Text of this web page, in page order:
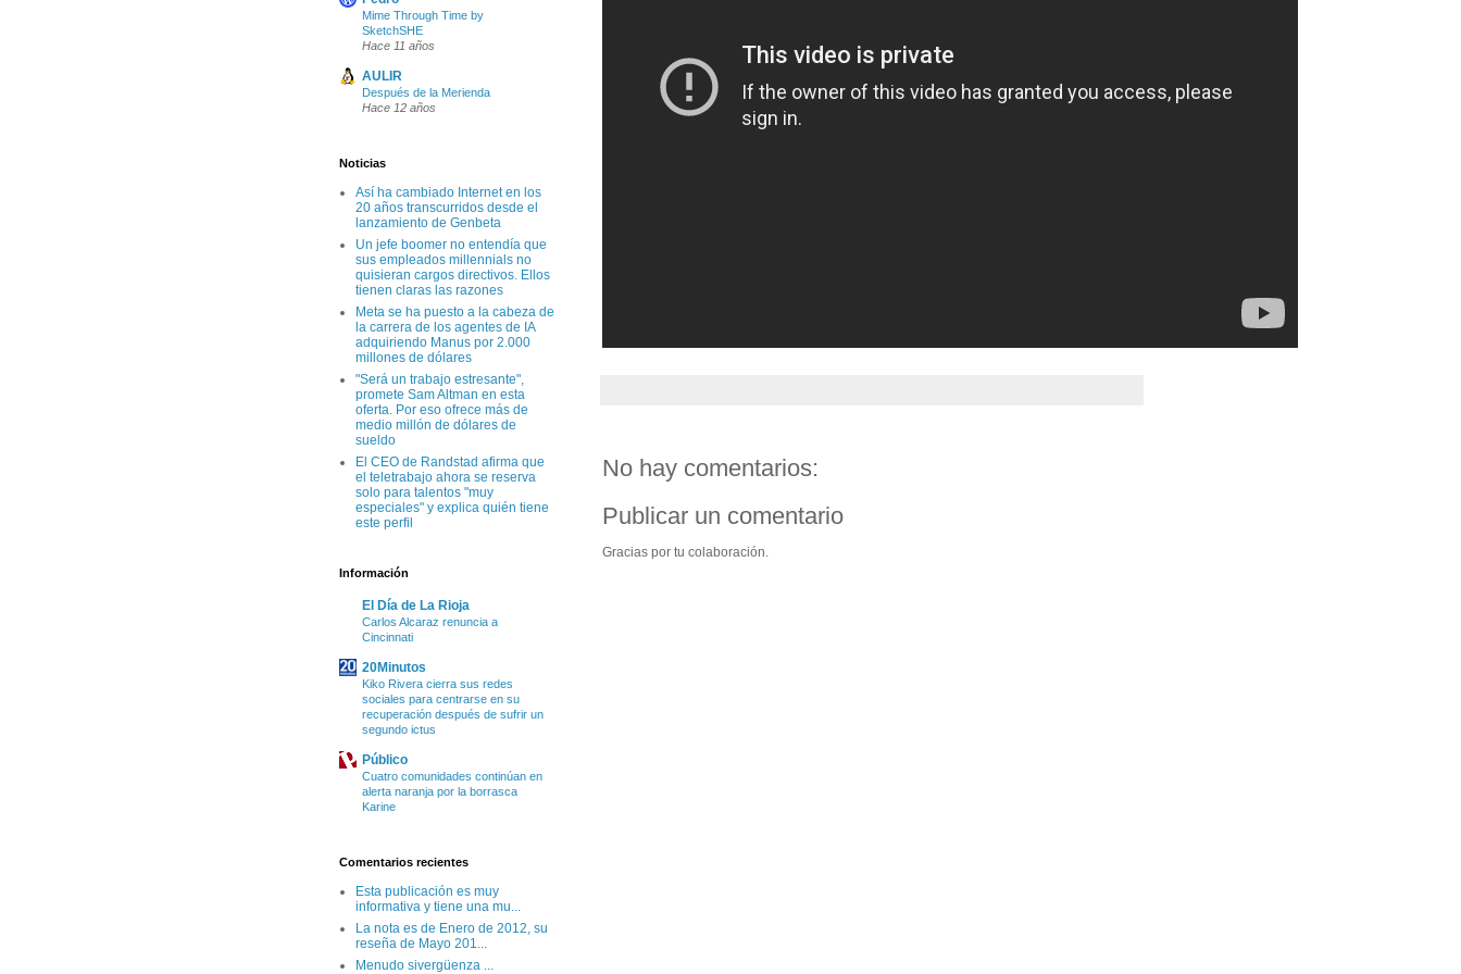
No hay comentarios:
Publicar un comentario
Gracias por tu colaboración.
Mime Through Time by
SketchSHE
Hace 11 años
AULIR
Después de la Merienda
Hace 12 años
Noticias
Así ha cambiado Internet en los
20 años transcurridos desde el
lanzamiento de Genbeta
Un jefe boomer no entendía que
sus empleados millennials no
quisieran cargos directivos. Ellos
tienen claras las razones
Meta se ha puesto a la cabeza de
la carrera de los agentes de IA
adquiriendo Manus por 2.000
millones de dólares
"Será un trabajo estresante",
promete Sam Altman en esta
oferta. Por eso ofrece más de
medio millón de dólares de
sueldo
El CEO de Randstad afirma que
el teletrabajo ahora se reserva
solo para talentos "muy
especiales" y explica quién tiene
este perfil
Información
El Día de La Rioja
Carlos Alcaraz renuncia a
Cincinnati
20Minutos
Kiko Rivera cierra sus redes
sociales para centrarse en su
recuperación después de sufrir un
segundo ictus
Público
Cuatro comunidades continúan en
alerta naranja por la borrasca
Karine
Comentarios recientes
Esta publicación es muy
informativa y tiene una mu...
La nota es de Enero de 2012, su
reseña de Mayo 201...
Menudo sivergüenza ...